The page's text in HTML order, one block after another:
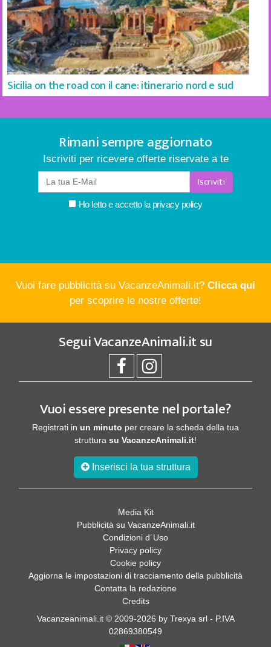
Sicilia on the road con il cane: itinerario nord e sud
Rimani sempre aggiornato
Iscriviti per ricevere offerte riservate a te
Iscriviti
Ho letto e accetto la privacy policy
Vuoi fare pubblicità su VacanzeAnimali.it? Clicca qui
per scoprire le nostre offerte!
SeguiVacanzeAnimali.itsu
Vuoi essere presente nel portale?
Registrati in un minuto per creare la scheda della tua
struttura su VacanzeAnimali.it!
Inserisci la tua struttura
Media Kit
Pubblicità su VacanzeAnimali.it
Condizioni d´Uso
Privacy policy
Cookie policy
Aggiorna le impostazioni di tracciamento della pubblicità
Contatta la redazione
Credits
Vacanzeanimali.it © 2009-2026 by Trexya srl - P.IVA
02869380549